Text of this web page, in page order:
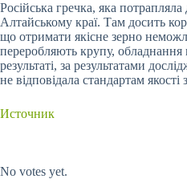
Російська гречка, яка
Алтайському краї. Там досить
що отримати якісне зерно
переробляють крупу, обладнання
результаті, за результатами
не відповідала стандартам якості
Источник
No votes yet.